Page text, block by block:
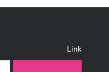
Link